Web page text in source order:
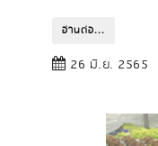
อ่านต่อ...
26 มิ.ย. 2565